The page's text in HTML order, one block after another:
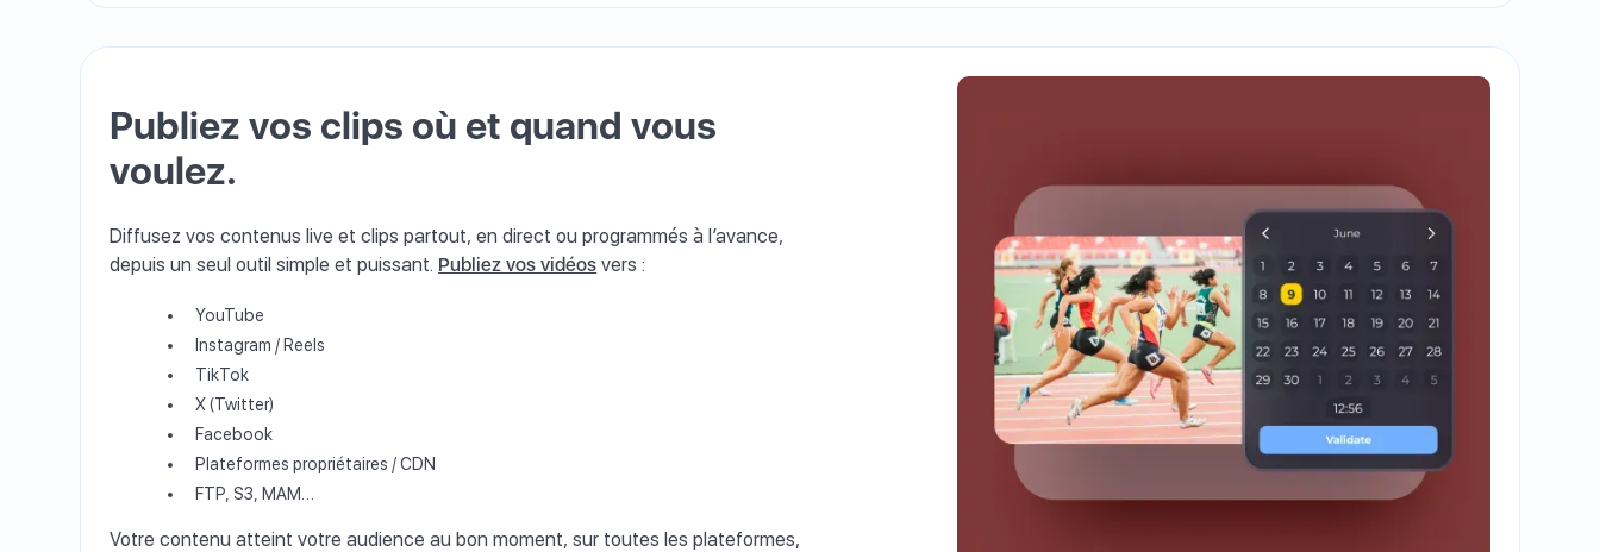
Publiez vos clips où et quand vous
voulez.
Diffusez vos contenus live et clips partout, en direct ou programmés à l’avance,
depuis un seul outil simple et puissant. Publiez vos vidéos vers :
YouTube
Instagram / Reels
TikTok
X (Twitter)
Facebook
Plateformes propriétaires / CDN
FTP, S3, MAM…
Votre contenu atteint votre audience au bon moment, sur toutes les plateformes,